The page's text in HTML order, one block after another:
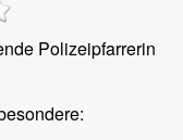
Polizeipfarrerin